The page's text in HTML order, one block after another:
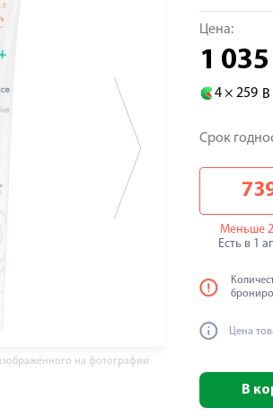
на фотографии
Цена:
1 035
4 × 259
Срок
Меньше
Есть в 1
Цена
В